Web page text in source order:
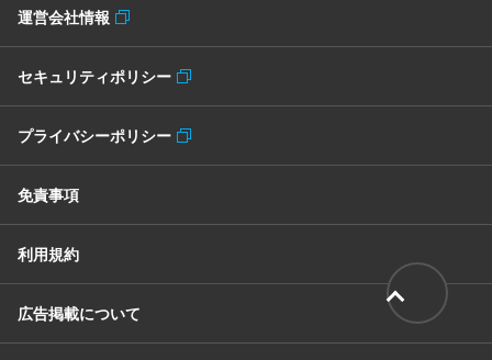
運営会社情報
セキュリティポリシー
プライバシーポリシー
免責事項
利用規約
広告掲載について